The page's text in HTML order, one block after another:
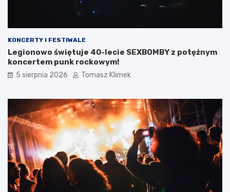
KONCERTY I FESTIWALE
Legionowo świętuje 40-lecie SEXBOMBY z potężnym
koncertem punk rockowym!
5 sierpnia 2026 Tomasz Klimek